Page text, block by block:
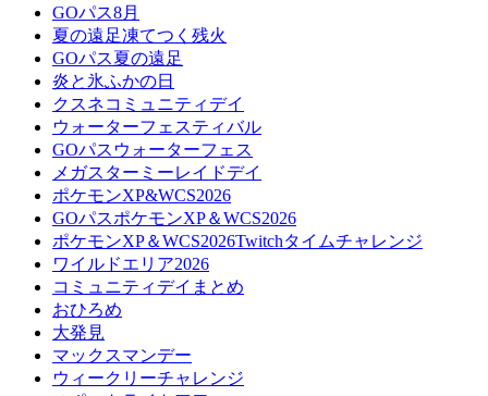
GOパス8月
夏の遠足凍てつく残火
GOパス夏の遠足
炎と氷ふかの日
クスネコミュニティデイ
ウォーターフェスティバル
GOパスウォーターフェス
メガスターミーレイドデイ
ポケモンXP&WCS2026
GOパスポケモンXP＆WCS2026
ポケモンXP＆WCS2026Twitchタイムチャレンジ
ワイルドエリア2026
コミュニティデイまとめ
おひろめ
大発見
マックスマンデー
ウィークリーチャレンジ